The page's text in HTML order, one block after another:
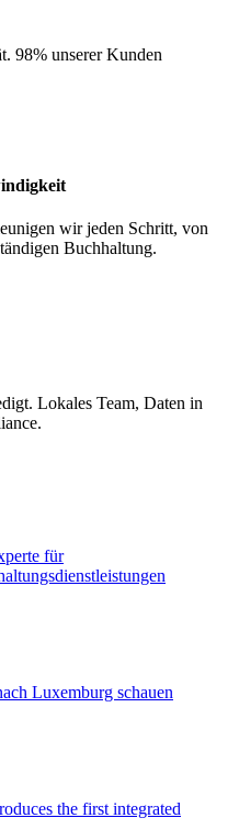
98% unserer Kunden
wir jeden Schritt, von
Buchhaltung.
Lokales Team, Daten in
für
Luxemburg schauen
the first integrated